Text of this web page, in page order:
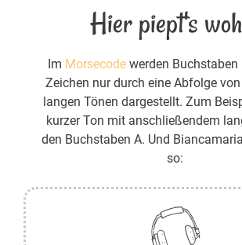
Hier piept's
Im Morsecodewerden Buchstaben
Zeichen nur durch eine Abfolge
langen Tönen dargestellt. Zum
kurzer Ton mit anschließendem
den Buchstaben A. Und
so: